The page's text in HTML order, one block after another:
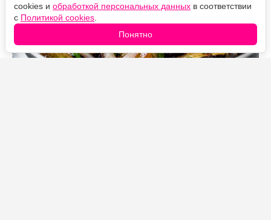
cookies и обработкой персональных данных в соответствии
с Политикой cookies
Понятно